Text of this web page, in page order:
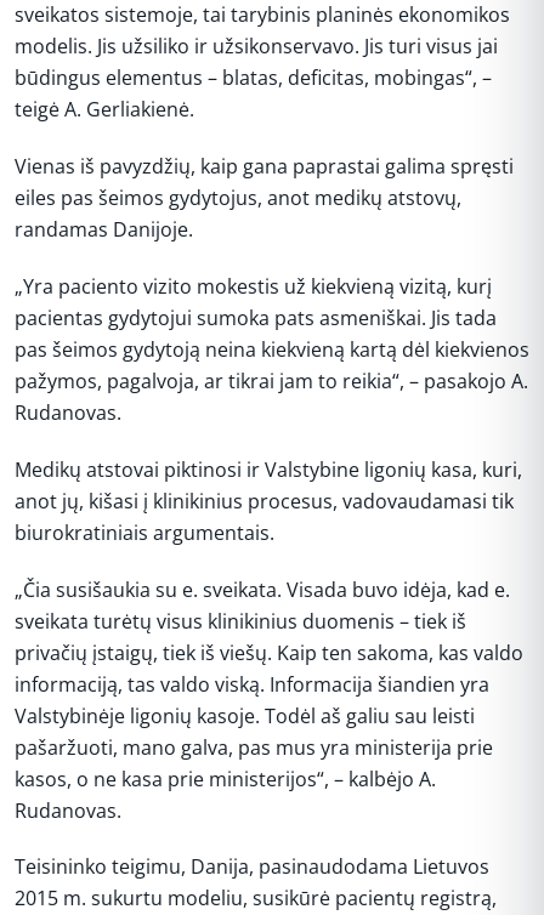
sveikatos sistemoje, tai tarybinis planinės ekonomikos
modelis. Jis užsiliko ir užsikonservavo. Jis turi visus jai
būdingus elementus – blatas, deficitas, mobingas“, –
teigė A. Gerliakienė.
Vienas iš pavyzdžių, kaip gana paprastai galima spręsti
eiles pas šeimos gydytojus, anot medikų atstovų,
randamas Danijoje.
„Yra paciento vizito mokestis už kiekvieną vizitą, kurį
pacientas gydytojui sumoka pats asmeniškai. Jis tada
pas šeimos gydytoją neina kiekvieną kartą dėl kiekvienos
pažymos, pagalvoja, ar tikrai jam to reikia“, – pasakojo A.
Rudanovas.
Medikų atstovai piktinosi ir Valstybine ligonių kasa, kuri,
anot jų, kišasi į klinikinius procesus, vadovaudamasi tik
biurokratiniais argumentais.
„Čia susišaukia su e. sveikata. Visada buvo idėja, kad e.
sveikata turėtų visus klinikinius duomenis – tiek iš
privačių įstaigų, tiek iš viešų. Kaip ten sakoma, kas valdo
informaciją, tas valdo viską. Informacija šiandien yra
Valstybinėje ligonių kasoje. Todėl aš galiu sau leisti
pašaržuoti, mano galva, pas mus yra ministerija prie
kasos, o ne kasa prie ministerijos“, – kalbėjo A.
Rudanovas.
Teisininko teigimu, Danija, pasinaudodama Lietuvos
2015 m. sukurtu modeliu, susikūrė pacientų registrą,